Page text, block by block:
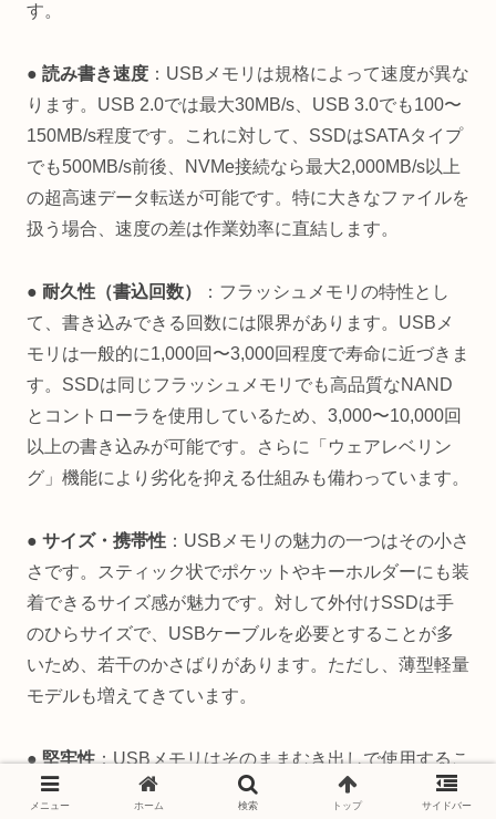
す。
● 読み書き速度 ：USBメモリは規格によって速度が異な
ります。USB 2.0では最大30MB/s、USB 3.0でも100〜
150MB/s程度です。これに対して、SSDはSATAタイプ
でも500MB/s前後、NVMe接続なら最大2,000MB/s以上
の超高速データ転送が可能です。特に大きなファイルを
扱う場合、速度の差は作業効率に直結します。
● 耐久性（書込回数）
：フラッシュメモリの特性とし
て、書き込みできる回数には限界があります。USBメ
モリは一般的に1,000回〜3,000回程度で寿命に近づきま
す。SSDは同じフラッシュメモリでも高品質なNAND
とコントローラを使用しているため、3,000〜10,000回
以上の書き込みが可能です。さらに「ウェアレベリン
グ」機能により劣化を抑える仕組みも備わっています。
● サイズ・携帯性 ：USBメモリの魅力の一つはその小さ
さです。スティック状でポケットやキーホルダーにも装
着できるサイズ感が魅力です。対して外付けSSDは手
のひらサイズで、USBケーブルを必要とすることが多
いため、若干のかさばりがあります。ただし、薄型軽量
モデルも増えてきています。
● 堅牢性：USBメモリはそのままむき出しで使用するこ
とが多く、カバンの中で壊れたり、水に濡れたりするリ
メニュー ホーム 検索 トップ サイドバー